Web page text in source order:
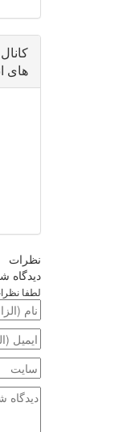
های
نظرات
دیدگاه
لطفا